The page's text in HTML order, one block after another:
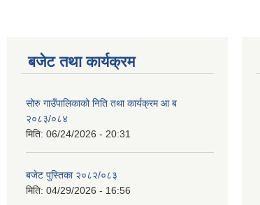
बजेट तथा कार्यक्रम
सोरु गाउँपालिकाको निति तथा कार्यक्रम आ ब
२०८३/०८४
मिति: 06/24/2026 - 20:31
बजेट पुस्तिका २०८२/०८३
मिति: 04/29/2026 - 16:56